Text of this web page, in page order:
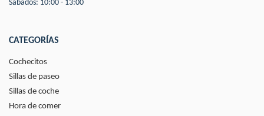
Sábados: 10:00 - 13:00
CATEGORÍAS
Cochecitos
Sillas de paseo
Sillas de coche
Hora de comer